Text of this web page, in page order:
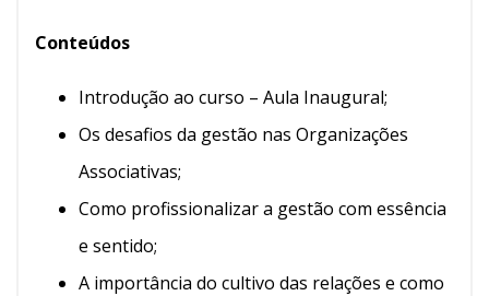
Conteúdos
Introdução ao curso – Aula Inaugural;
Os desafios da gestão nas Organizações
Associativas;
Como profissionalizar a gestão com essência
e sentido;
A importância do cultivo das relações e como